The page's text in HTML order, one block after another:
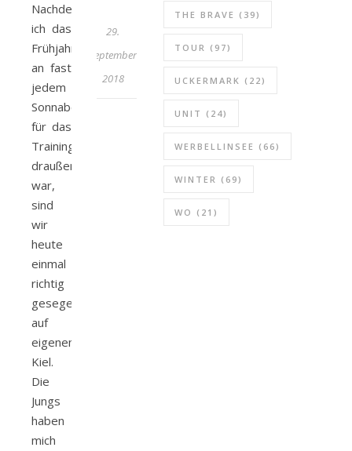
Nachdem
ich das
Frühjahr
an fast
jedem
Sonnabend
für das
Training
draußen
war,
sind
wir
heute
einmal
richtig
gesegelt,
auf
eigenem
Kiel.
Die
Jungs
haben
mich
29.
September
2018
THE BRAVE (39)
TOUR (97)
UCKERMARK (22)
UNIT (24)
WERBELLINSEE (66)
WINTER (69)
WO (21)